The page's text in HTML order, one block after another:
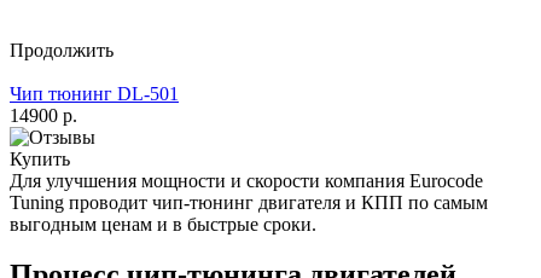
Продолжить
Чип тюнинг DL-501
14900 р.
Купить
Для улучшения мощности и скорости компания Eurocode
Tuning проводит чип-тюнинг двигателя и КПП по самым
выгодным ценам и в быстрые сроки.